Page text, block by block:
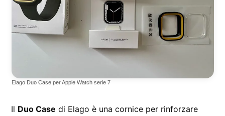
Elago Duo Case per Apple Watch serie 7
Il Duo Case di Elago è una cornice per rinforzare